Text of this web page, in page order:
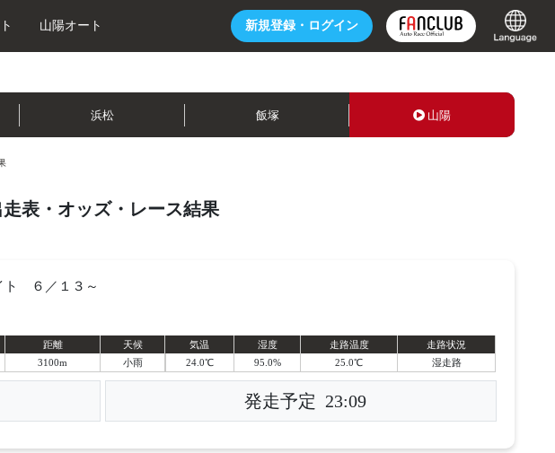
新規登録・ ログイン
山陽オート
浜松 飯塚 山陽
走表・オッズ・レース結果
ト ６／１３～
距離
天候
3100m 小雨
気温 湿度 走路温度
走路状況
24.0℃
95.0% 25.0℃ 湿走路
発走予定 23:09